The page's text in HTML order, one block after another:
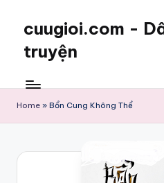
cuugioi.com -
truyện
Home » Bổn Cung Không Thể